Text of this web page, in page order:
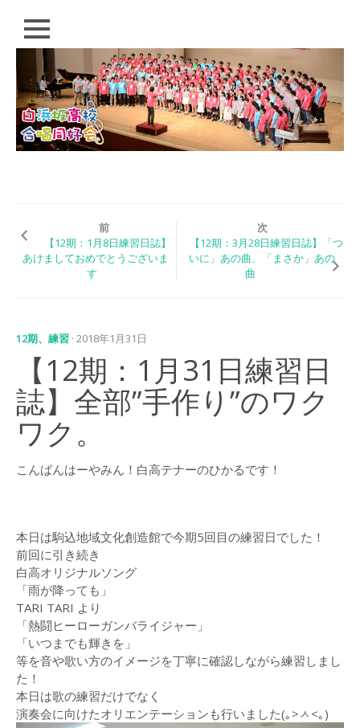
じ
HOME
PROFILE
EVENT
白浜坂高校合唱同好
白浜坂高校音楽祭
（2015）
演奏曲目・各団紹介
白浜坂高校合唱祭
2016年
2015年
2014年
2013年
CONTACT
前
【12期：1月8日練習日誌】
あけましておめでとうございま
す
次
【12期：3月28日練習日誌】「つ
いに」あの曲、「まさか」あの
曲
12期、 練習 · 2018年1月31日
【12期：1月31日練習日
誌】全部”手作り”のワク
ワク。
こんばんはーやみん！白高テナーのひかるです！
本日は駒込地域文化創造館で今期5回目の練習日でした！
前回に引き続き
白高オリジナルソング
「雨が降っても」
TARI TARI より
「熱闘ヒーローガンバライジャー」
「いつまでも輝きを」
等を音や歌い方のイメージを丁寧に確認しながら練習しまし
た！
本日は歌の練習だけでなく
演奏会に向けたオリエンテーションも行いました(｡>ㅅ<｡)